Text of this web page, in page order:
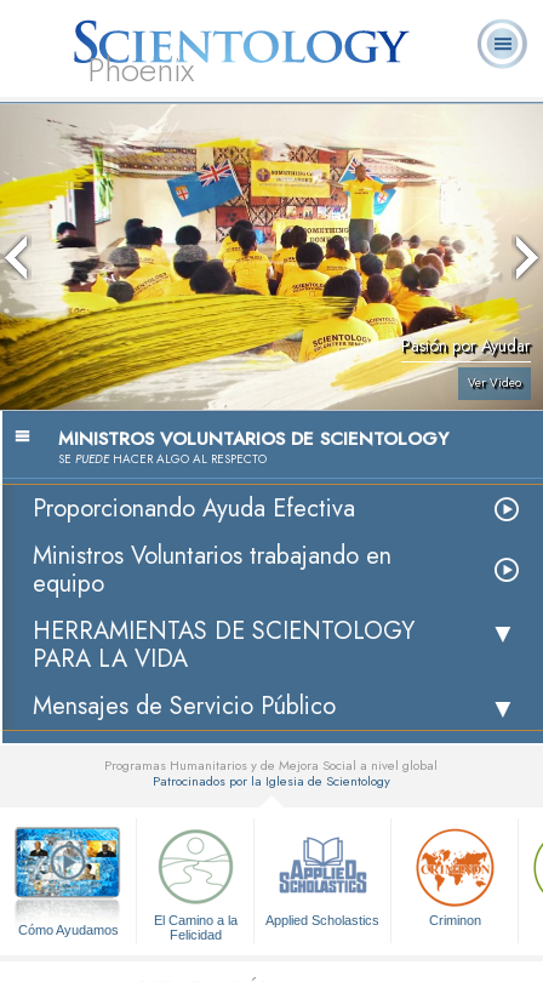
Phoenix
Nosotros
Hubbard
Pasión por Ayudar
Ver Video
MINISTROS VOLUNTARIOS DE SCIENTOLOGY
SE PUEDEHACER ALGO AL RESPECTO
Proporcionando Ayuda Efectiva
Ministros Voluntarios trabajando en
equipo
HERRAMIENTAS DE SCIENTOLOGY
PARA LA VIDA
Mensajes de Servicio Público
Programas Humanitarios y de Mejora Social a nivel global
Patrocinados por la Iglesia de Scientology
Cómo Ayudamos
El Camino a la
Felicidad
Applied Scholastics Criminon